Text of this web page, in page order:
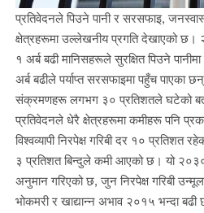
प्रतिवेदनले पिउने पानी र सरसफाइ,
क्षेत्रहरूमा उल्लेखनीय प्रगति देखाएको
१ अर्ब बढी मानिसहरूले सुरक्षित पिउने
अर्ब बढीले पर्याप्त सरसफाइमा पहुँच पाएका
संक्रमणहरू लगभग ३० प्रतिशतले घटेको
प्रतिवेदनले धेरै क्षेत्रहरूमा कमीहरू पनि
विश्वव्यापी निरपेक्ष गरिबी दर १०
३ प्रतिशत बिन्दुले कमी आएको छ। यो
अनुमान गरिएको छ, जुन निरपेक्ष गरिबी
भोकमरी र खाद्यान्न अभाव २०१५ भन्दा